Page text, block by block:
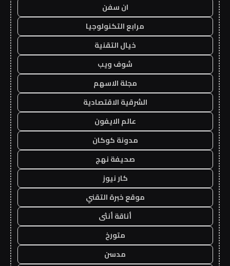
ان سفن
مرابع التكنولوجيا
خيال التقنية
شوف ويب
مجلة الاسهم
الشرقية الاقتصادية
عالم الايفون
مدونة كوكان
صحيفة نهج
كار نيوز
موقع خبرة التقني
أناقة أنثى
متورخ
مدسن